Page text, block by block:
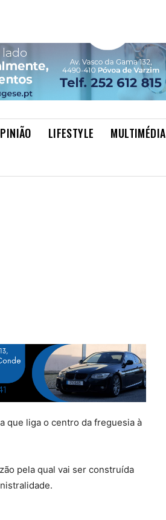
LIFESTYLE MULTIMÉDIA
que liga o centro da freguesia à
pela qual vai ser construída